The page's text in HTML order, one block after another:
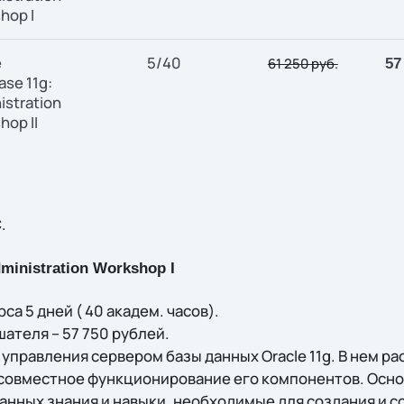
I
11g:
II
5/40 61 250 руб.
Workshop I
5 дней ( 40 академ. часов).
– 57 750 рублей.
сервером базы данных Oracle 11g. В нем
функционирование его компонентов.